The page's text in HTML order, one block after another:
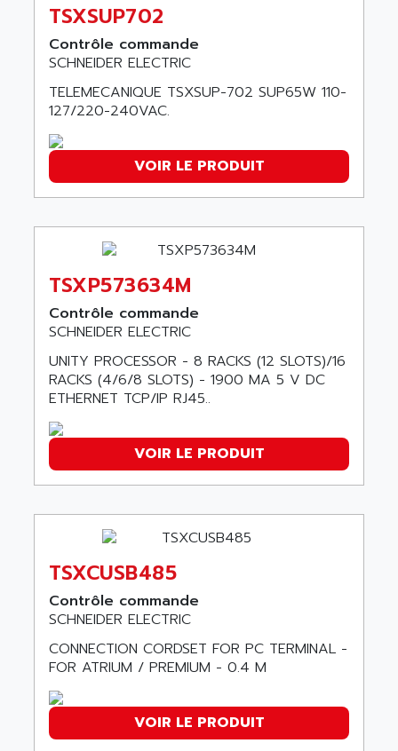
SCM50
BKD
MIDIMASTER VECTOR
SMC200
ADVANTYS TELEFAST
750
AB2
TC2000
MOVITRON
SMC100
690 SERIE
CHARGEUR
SINUMERIK 802
PCS950
DIGITAX
BUC
RAC3
PANELVIEW 550
AC SERVO
AXODYN
8200 VECTOR
AMAREX
AMAT
AMBERSIL
AMBRESIL
AMC
AMERICAN DYNAMICS
AMERICAN MICROSEMICONDUCTOR
AMERICAN SIGMA
AMERICAN STD INC
AMET
AMETEK
AMI SEMICONDUCTOR
AMIC TECHNOLOGY
AMKASYN
AMP DISPLAY
AMPEREX
AMPEX
AMPHENOL
AMPLICON
TSXSUP702
Contrôle commande
SCHNEIDER ELECTRIC
TELEMECANIQUE TSXSUP-702 SUP65W 110-
127/220-240VAC.
VOIR LE PRODUIT
TSXP573634M
Contrôle commande
SCHNEIDER ELECTRIC
UNITY PROCESSOR - 8 RACKS (12 SLOTS)/16
RACKS (4/6/8 SLOTS) - 1900 MA 5 V DC
ETHERNET TCP/IP RJ45..
VOIR LE PRODUIT
TSXCUSB485
Contrôle commande
SCHNEIDER ELECTRIC
CONNECTION CORDSET FOR PC TERMINAL -
FOR ATRIUM / PREMIUM - 0.4 M
VOIR LE PRODUIT